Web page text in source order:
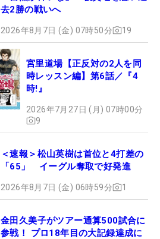
去2勝の戦いへ
2026年8月7日 (金) 07時50分 19
宮里道場【正反対の2人を同
時レッスン編】第6話／『4
時!』
2026年7月27日 (月) 07時00分
9
＜速報＞松山英樹は首位と4打差の
「65」 イーグル奪取で好発進
2026年8月7日 (金) 06時59分 1
金田久美子がツアー通算500試合に
参戦！ プロ18年目の大記録達成に